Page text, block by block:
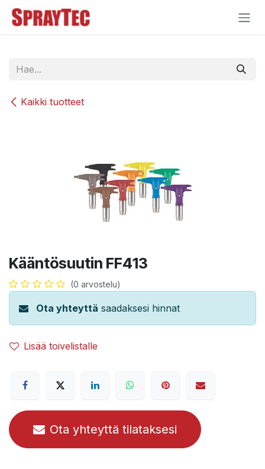
Siirry sisältöön
Kaikki tuotteet
Kääntösuutin FF413
(0 arvostelu)
Ota yhteyttä saadaksesi hinnat
Lisää toivelistalle
Ota yhteyttä tilataksesi